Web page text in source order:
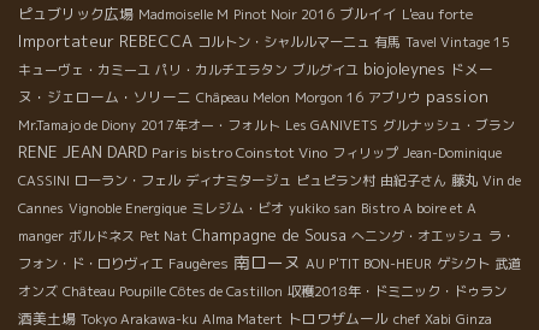
ピュブリック広場 Madmoiselle M Pinot Noir 2016 ブルイイ L'eau forte
Importateur REBECCA コルトン・シャルルマーニュ 有馬 Tavel Vintage 15
キューヴェ・カミーユ パリ・カルチエラタン ブルグイユ biojoleynes ドメー
ヌ・ジェローム・ソリーニ Châpeau Melon Morgon 16 アブリウ passion
Mr.Tamajo de Diony 2017年オー・フォルト Les GANIVETS グルナッシュ・ブラン
RENE JEAN DARD Paris bistro Coinstot Vino フィリップ Jean-Dominique
CASSINI ローラン・フェル ディナミタージュ ピュピラン村 由紀子さん 藤丸 Vin de
Cannes Vignoble Energique ミレジム・ビオ yukiko san Bistro A boire et A
manger ボルドネス Pet Nat Champagne de Sousa へニング・オエッシュ ラ・
フォン・ド・ロりヴィエ Faugères 南ローヌ AU P'TIT BON-HEUR ゲシクト 武道
オンズ Château Poupille Côtes de Castillon 収穫2018年・ドミニック・ドゥラン
酒美土場 Tokyo Arakawa-ku Alma Matert トロワザムール chef Xabi Ginza